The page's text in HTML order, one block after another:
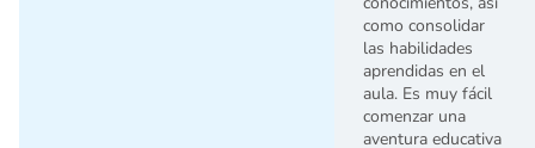
como consolidar
las habilidades
aprendidas en el
aula. Es muy fácil
comenzar una
aventura educativa